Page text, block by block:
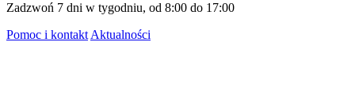
Zadzwoń 7 dni w tygodniu, od 8:00 do 17:00
Pomoc i kontakt Aktualności